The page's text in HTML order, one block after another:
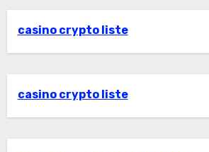
casino crypto liste
casino crypto liste